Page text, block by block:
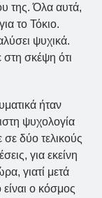
της. Όλα αυτά,
το Τόκιο.
ψυχικά.
στη σκέψη ότι
ήταν
ψυχολογία
δύο τελικούς
για εκείνη
γιατί μετά
ο κόσμος